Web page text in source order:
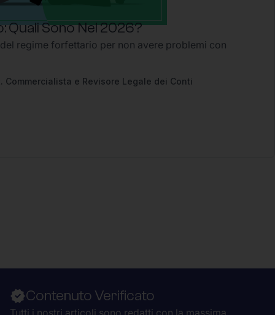
Sono Nel 2026?
regime forfettario per non avere problemi con
Commercialista e Revisore Legale dei Conti
Contenuto Verificato